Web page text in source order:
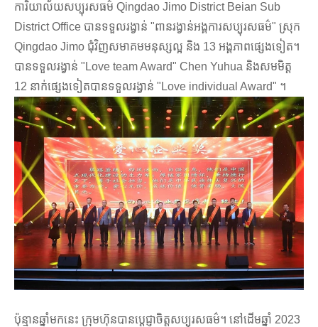
ការិយាល័យសប្បុរសធម៌ Qingdao Jimo District Beian Sub
District Office បានទទួលរង្វាន់ "ពានរង្វាន់អង្គការសប្បុរសធម៌" ស្រុក
Qingdao Jimo ជុំវិញសមាគមមនុស្សល្អ និង 13 អង្គភាពផ្សេងទៀត។
បានទទួលរង្វាន់ "Love team Award" Chen Yuhua និងសមមិត្ត
12 នាក់ផ្សេងទៀតបានទទួលរង្វាន់ "Love individual Award" ។
ប៉ុន្មានឆ្នាំមកនេះ ក្រុមហ៊ុនបានប្តេជ្ញាចិត្តសប្បុរសធម៌។ នៅដើមឆ្នាំ 2023